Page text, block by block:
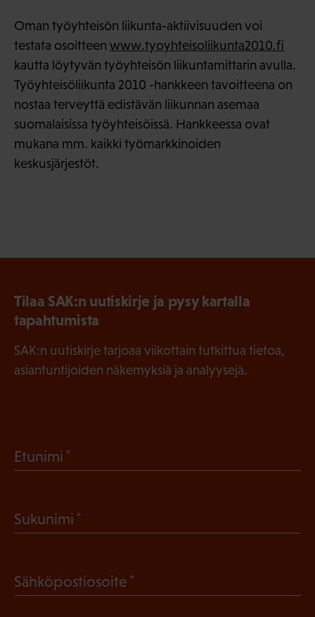
Oman työyhteisön liikunta-aktiivisuuden voi
testata osoitteen www.tyoyhteisoliikunta2010.fi
kautta löytyvän työyhteisön liikuntamittarin avulla.
Työyhteisöliikunta 2010 -hankkeen tavoitteena on
nostaa terveyttä edistävän liikunnan asemaa
suomalaisissa työyhteisöissä. Hankkeessa ovat
mukana mm. kaikki työmarkkinoiden
keskusjärjestöt.
Tilaa SAK:n uutiskirje ja pysy kartalla
tapahtumista
SAK:n uutiskirje tarjoaa viikottain tutkittua tietoa,
asiantuntijoiden näkemyksiä ja analyysejä.
Etunimi
l
Sukunimi
k
Sähköpostiosoite